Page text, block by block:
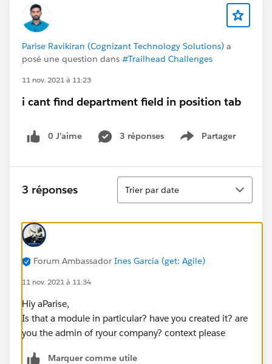
Parise Ravikiran (Cognizant Technology Solutions) a
posé une question dans #Trailhead Challenges
11 nov. 2021 à 11:23
i cant find department field in position tab
0 J’aime 3 réponses Partager
Show menu
3 réponses
Tri
Trier par date
Forum Ambassador Ines Garcia (get: Agile)
11 nov. 2021 à 11:34
Hiy aParise,
Is that a module in particular? have you created it? are
you the admin of ryour company? context please
Marquer comme utile